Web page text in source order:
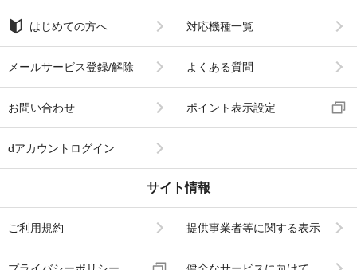
はじめての方へ 対応機種一覧
メールサービス登録/解除 よくある質問
お問い合わせ ポイント表示設定
dアカウントログイン
サイト情報
ご利用規約 提供事業者等に関する表示